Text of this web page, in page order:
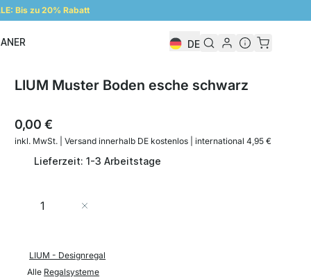
Bis zu 20% Rabatt
DE
LIUM Muster Boden esche schwarz
0,00 €
inkl. MwSt. | Versand innerhalb DE kostenlos | international 4,95 €
Lieferzeit: 1-3 Arbeitstage
Menge
LIUM - Designregal
Alle Regalsysteme